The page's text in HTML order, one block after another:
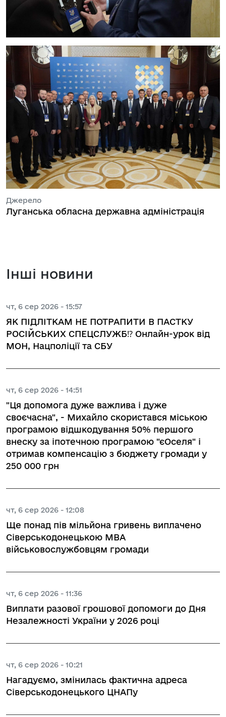
Джерело
Луганська обласна державна адміністрація
Інші новини
чт, 6 сер 2026 - 15:57
ЯК ПІДЛІТКАМ НЕ ПОТРАПИТИ В ПАСТКУ
РОСІЙСЬКИХ СПЕЦСЛУЖБ⁉️ Онлайн-урок від
МОН, Нацполіції та СБУ
чт, 6 сер 2026 - 14:51
"Ця допомога дуже важлива і дуже
своєчасна", - Михайло скористався міською
програмою відшкодування 50% першого
внеску за іпотечною програмою "єОселя" і
отримав компенсацію з бюджету громади у
250 000 грн
чт, 6 сер 2026 - 12:08
Ще понад пів мільйона гривень виплачено
Сіверськодонецькою МВА
військовослужбовцям громади
чт, 6 сер 2026 - 11:36
Виплати разової грошової допомоги до Дня
Незалежності України у 2026 році
чт, 6 сер 2026 - 10:21
Нагадуємо, змінилась фактична адреса
Сіверськодонецького ЦНАПу